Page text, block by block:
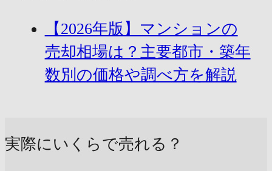
【2026年版】マンションの
売却相場は？主要都市・築年
数別の価格や調べ方を解説
実際にいくらで売れる？